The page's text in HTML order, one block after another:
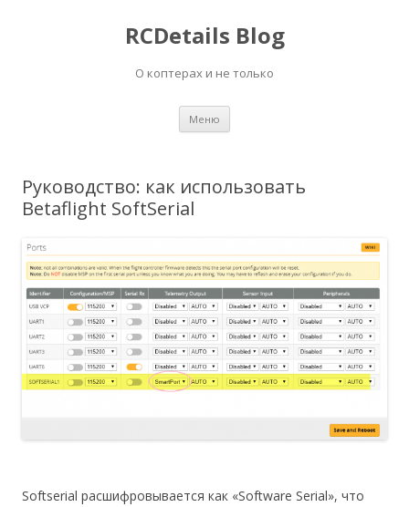
RCDetails Blog
О коптерах и не только
Меню
Руководство: как использовать
Betaflight SoftSerial
Softserial расшифровывается как «Software Serial», что